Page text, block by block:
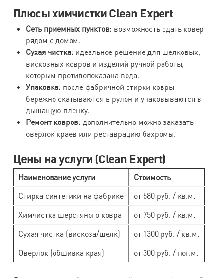
Плюсы химчистки Clean Expert
Сеть приемных пунктов: возможность сдать ковер
рядом с домом.
Сухая чистка: идеальное решение для шелковых,
вискозных ковров и изделий ручной работы,
которым противопоказана вода.
Упаковка: после фабричной стирки ковры
бережно скатываются в рулон и упаковываются в
дышащую пленку.
Ремонт ковров: дополнительно можно заказать
оверлок краев или реставрацию бахромы.
Цены на услуги (Clean Expert)
Наименование услуги
Стоимость
Стирка синтетики на фабрике
от 580 руб. / кв.м.
Химчистка шерстяного ковра
от 750 руб. / кв.м.
Сухая чистка (вискоза/шелк)
от 1300 руб. / кв.м.
Оверлок (обшивка края)
от 300 руб. / пог.м.